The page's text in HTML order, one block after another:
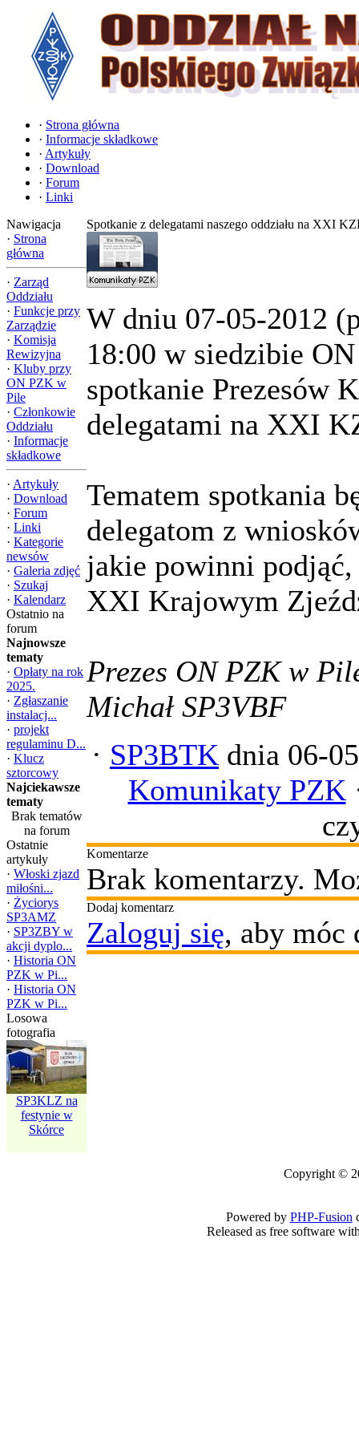
· Strona główna
· Informacje składkowe
· Artykuły
· Download
· Forum
· Linki
Nawigacja
· Strona
główna
· Zarząd
Oddziału
· Funkcje przy
Zarządzie
· Komisja
Rewizyjna
· Kluby przy
ON PZK w
Pile
· Członkowie
Oddziału
· Informacje
składkowe
· Artykuły
· Download
· Forum
· Linki
· Kategorie
newsów
· Galeria zdjęć
· Szukaj
· Kalendarz
Ostatnio na
forum
Najnowsze
tematy
· Opłaty na rok
2025.
· Zgłaszanie
instalacj...
· projekt
regulaminu D...
· Klucz
sztorcowy
Najciekawsze
tematy
Brak tematów
na forum
Ostatnie
artykuły
· Włoski zjazd
miłośni...
· Życiorys
SP3AMZ
· SP3ZBY w
akcji dyplo...
· Historia ON
PZK w Pi...
· Historia ON
PZK w Pi...
Losowa
fotografia
Jubileusz 40-
lecia ON PZK
w Pile
SP3KLZ na
festynie w
Skórce
Spotkanie z delegatami naszego oddziału na XXI
W dniu 07-05-2012
18:00 w siedzibie
spotkanie Prezesów
delegatami na XXI
Tematem spotkania
delegatom z
jakie powinni podjąć,
XXI Krajowym
Prezes ON PZK w
Michał SP3VBF
· SP3BTK dnia 06-
Komunikaty PZK
Komentarze
Brak komentarzy.
Dodaj komentarz
Zaloguj się, aby móc
Copyright ©
Powered by PHP-Fusion
Released as free software